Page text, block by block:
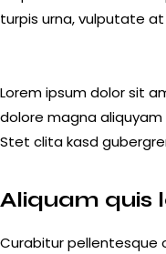
turpis urna, vulputate
Lorem ipsum dolor sit
dolore magna
Stet clita kasd
Aliquam quis
Curabitur pellentesque